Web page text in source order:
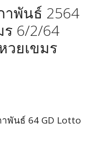
าพันธ์ 2564
6/2/64
ยเขมร
พันธ์ 64 GD Lotto